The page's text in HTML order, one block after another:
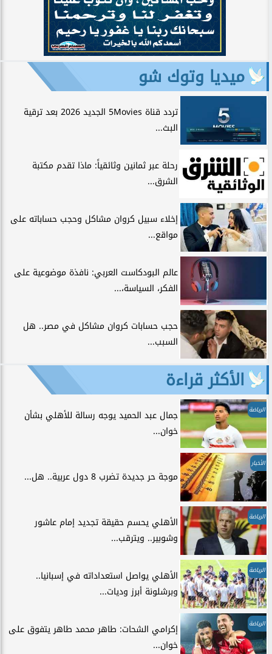
ميديا وتوك شو
تردد قناة 5Movies الجديد 2026 بعد ترقية
البث...
رحلة عبر ثمانين وثائقياً: ماذا تقدم مكتبة
الشرق...
إخلاء سبيل كروان مشاكل وحجب حساباته على
مواقع...
عالم البودكاست العربي: نافذة موضوعية على
الفكر، السياسة،...
حجب حسابات كروان مشاكل في مصر.. هل
السبب...
الأكثر قراءة
الرياضة
جمال عبد الحميد يوجه رسالة للأهلي بشأن
خوان...
الأخبار
موجة حر جديدة تضرب 8 دول عربية.. هل...
الرياضة
الأهلي يحسم حقيقة تجديد إمام عاشور
وشوبير.. ويترقب...
الرياضة
الأهلي يواصل استعداداته في إسبانيا..
وبرشلونة أبرز وديات...
الرياضة
إكرامي الشحات: طاهر محمد طاهر يتفوق على
خوان...